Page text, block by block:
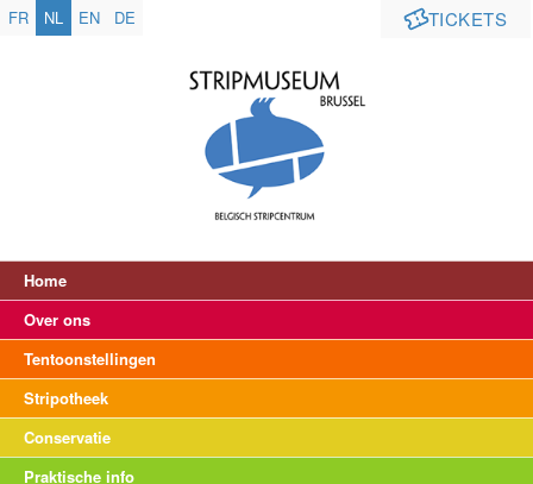
TICKETS
FR NL EN DE
Home
Over ons
Tentoonstellingen
Stripotheek
Conservatie
Praktische info